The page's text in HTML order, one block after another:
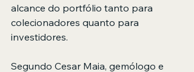
alcance do portfólio tanto para
colecionadores quanto para
investidores.
Segundo Cesar Maia, gemólogo e